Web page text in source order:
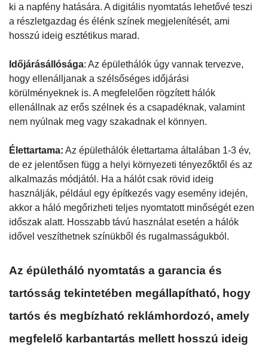
ki a napfény hatására. A digitális nyomtatás lehetővé teszi
a részletgazdag és élénk színek megjelenítését, ami
hosszú ideig esztétikus marad.
Időjárásállósága: Az épülethálók úgy vannak tervezve,
hogy ellenálljanak a szélsőséges időjárási
körülményeknek is. A megfelelően rögzített hálók
ellenállnak az erős szélnek és a csapadéknak, valamint
nem nyúlnak meg vagy szakadnak el könnyen.
Élettartama: Az épülethálók élettartama általában 1-3 év,
de ez jelentősen függ a helyi környezeti tényezőktől és az
alkalmazás módjától. Ha a hálót csak rövid ideig
használják, például egy építkezés vagy esemény idején,
akkor a háló megőrizheti teljes nyomtatott minőségét ezen
időszak alatt. Hosszabb távú használat esetén a hálók
idővel veszíthetnek színükből és rugalmasságukból.
Az épületháló nyomtatás a garancia és
tartósság tekintetében megállapítható, hogy
tartós és megbízható reklámhordozó, amely
megfelelő karbantartás mellett hosszú ideig